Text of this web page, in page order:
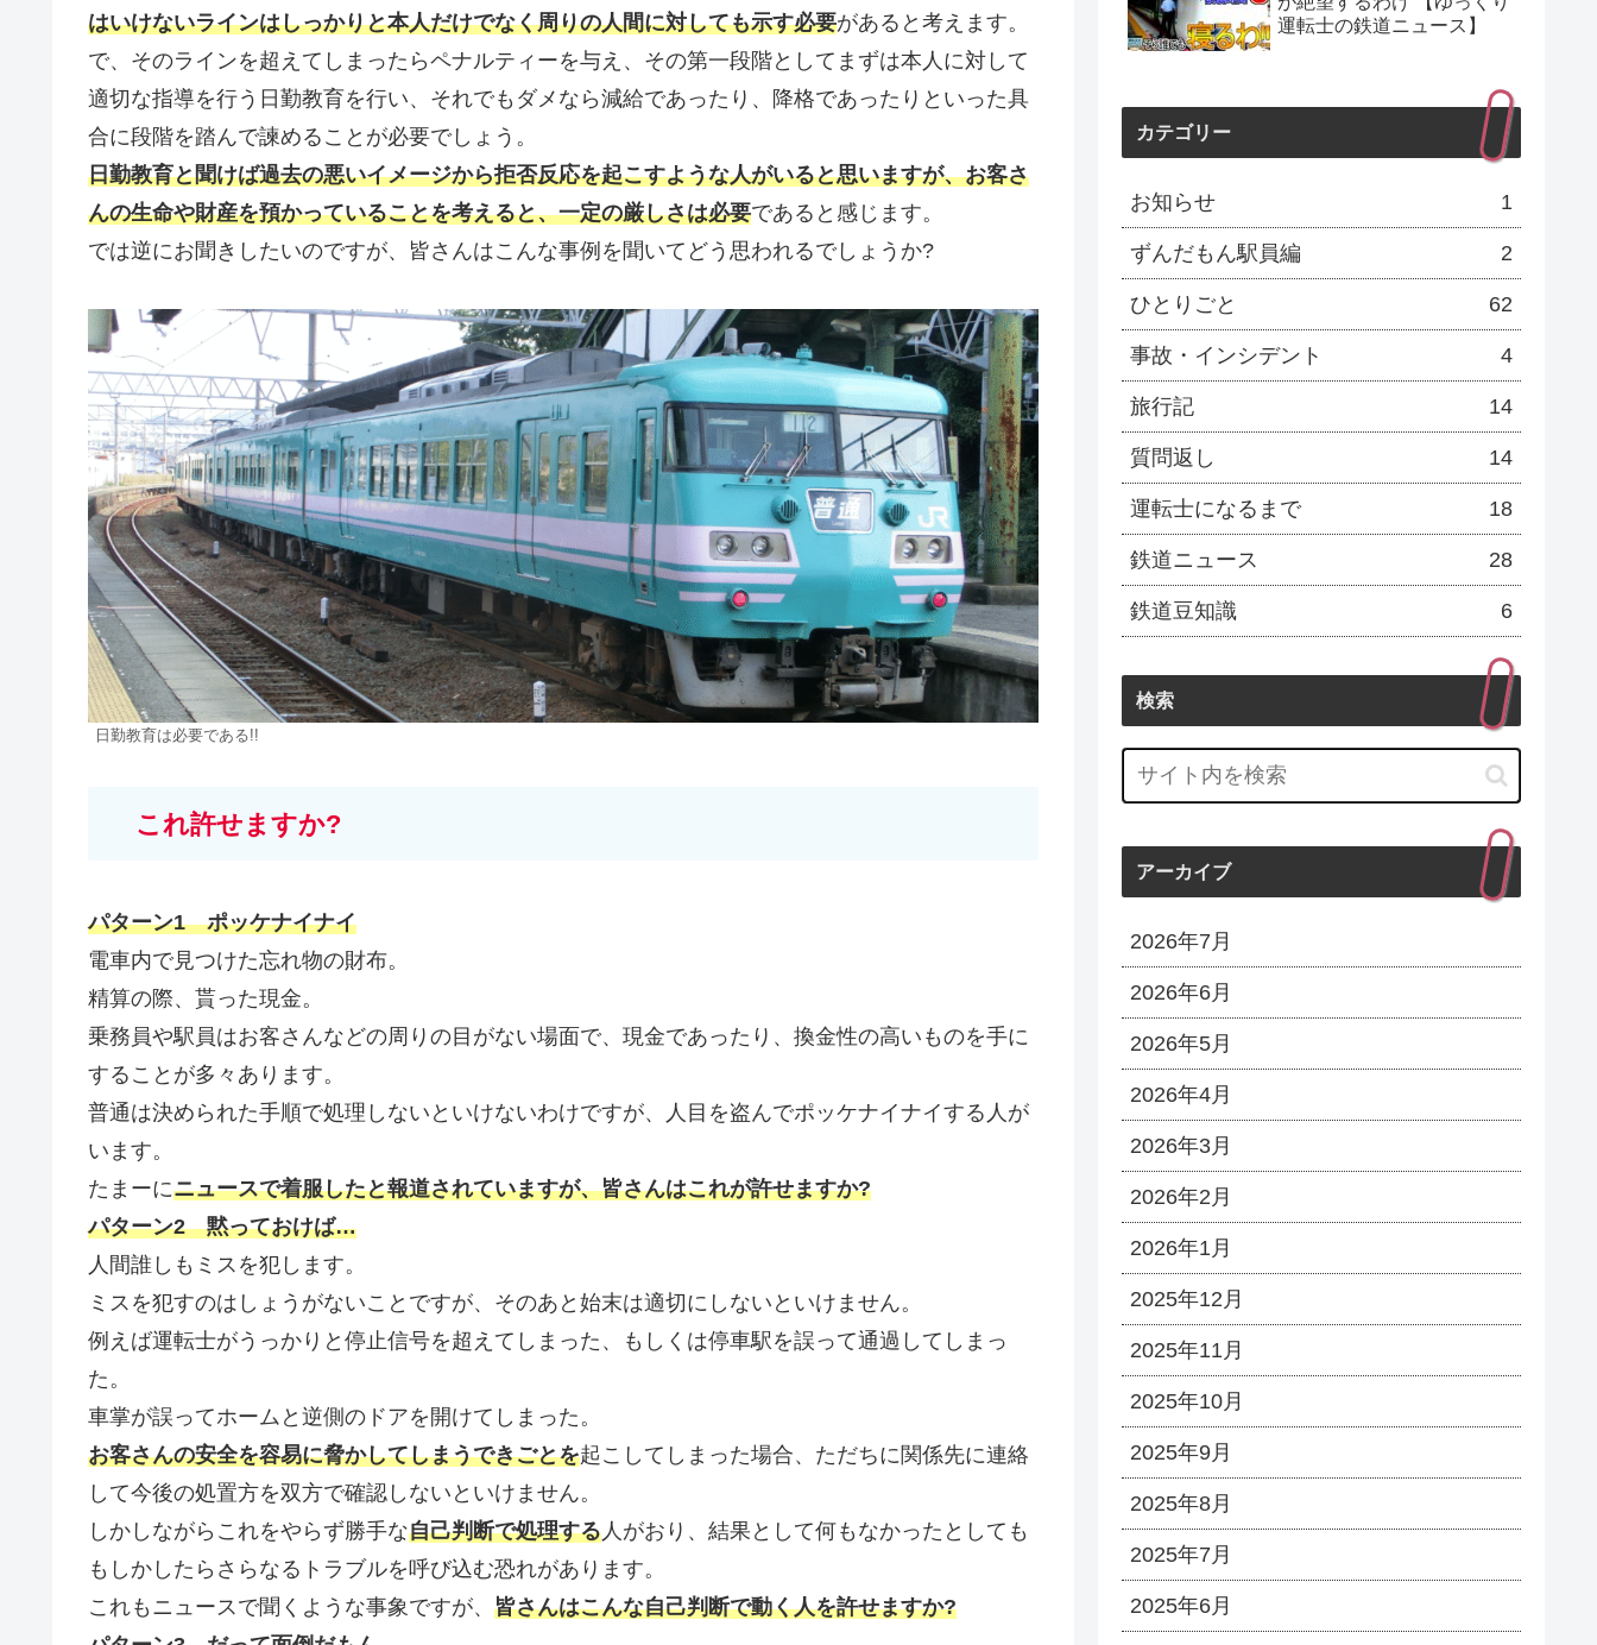
はいけないラインはしっかりと本人だけでなく周りの人間に対しても示す必要があると考えます。
で、そのラインを超えてしまったらペナルティーを与え、その第一段階としてまずは本人に対して
適切な指導を行う日勤教育を行い、それでもダメなら減給であったり、降格であったりといった具
合に段階を踏んで諫めることが必要でしょう。
日勤教育と聞けば過去の悪いイメージから拒否反応を起こすような人がいると思いますが、お客さ
んの生命や財産を預かっていることを考えると、一定の厳しさは必要であると感じます。
では逆にお聞きしたいのですが、皆さんはこんな事例を聞いてどう思われるでしょうか?
日勤教育は必要である!!
これ許せますか?
パターン1 ポッケナイナイ
電車内で見つけた忘れ物の財布。
精算の際、貰った現金。
乗務員や駅員はお客さんなどの周りの目がない場面で、現金であったり、換金性の高いものを手に
することが多々あります。
普通は決められた手順で処理しないといけないわけですが、人目を盗んでポッケナイナイする人が
います。
たまーにニュースで着服したと報道されていますが、皆さんはこれが許せますか?
パターン2 黙っておけば…
人間誰しもミスを犯します。
ミスを犯すのはしょうがないことですが、そのあと始末は適切にしないといけません。
例えば運転士がうっかりと停止信号を超えてしまった、もしくは停車駅を誤って通過してしまっ
た。
車掌が誤ってホームと逆側のドアを開けてしまった。
お客さんの安全を容易に脅かしてしまうできごとを起こしてしまった場合、ただちに関係先に連絡
して今後の処置方を双方で確認しないといけません。
しかしながらこれをやらず勝手な自己判断で処理する 人がおり、結果として何もなかったとしても
もしかしたらさらなるトラブルを呼び込む恐れがあります。
これもニュースで聞くような事象ですが、 皆さんはこんな自己判断で動く人を許せますか?
運転士の鉄道ニュース】
カテゴリー
お知らせ 1
ずんだもん駅員編 2
ひとりごと 62
事故・インシデント 4
旅行記 14
質問返し 14
運転士になるまで 18
鉄道ニュース 28
鉄道豆知識 6
検索
アーカイブ
2026年7月
2026年6月
2026年5月
2026年4月
2026年3月
2026年2月
2026年1月
2025年12月
2025年11月
2025年10月
2025年9月
2025年8月
2025年7月
2025年6月